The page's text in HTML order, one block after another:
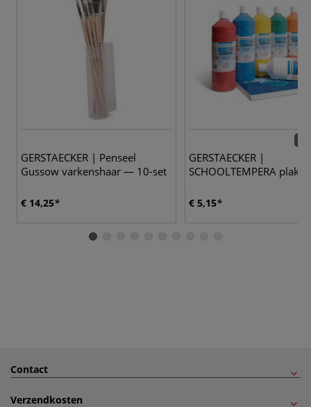
GERSTAECKER | Penseel
Gussow varkenshaar — 10-set
€ 14,25
GERSTAECKER |
SCHOOLTEMPERA
€ 5,15
Contact
Verzendkosten